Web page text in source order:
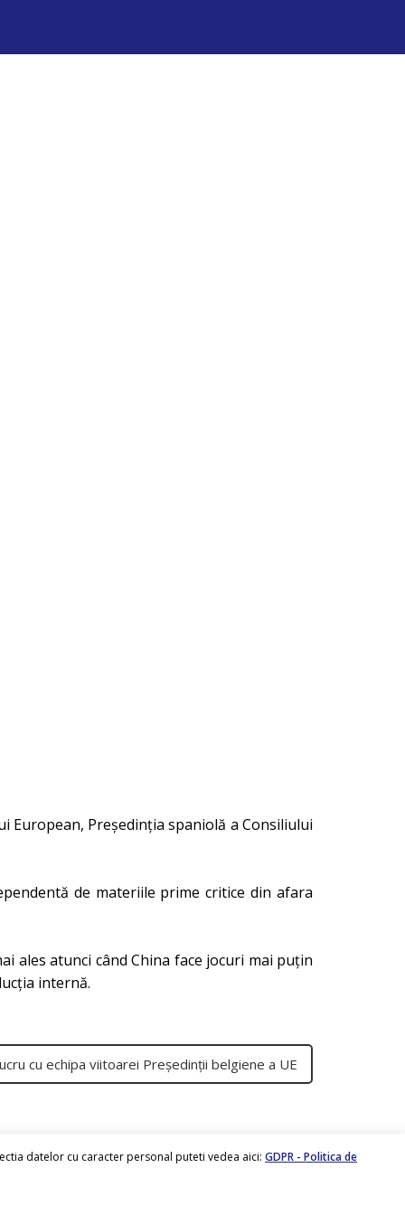
European, Președinția spaniolă a Consiliului
de materiile prime critice din afara
ales atunci când China face jocuri mai puțin
internă.
cu echipa viitoarei Președinții belgiene a UE
datelor cu caracter personal puteti vedea aici: GDPR - Politica de